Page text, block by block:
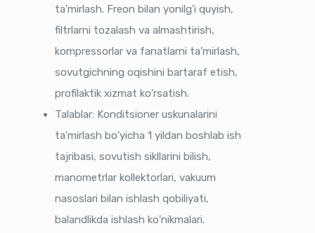
ta'mirlash. Freon bilan yonilg'i quyish,
filtrlarni tozalash va almashtirish,
kompressorlar va fanatlarni ta'mirlash,
sovutgichning oqishini bartaraf etish,
profilaktik xizmat ko'rsatish.
Talablar: Konditsioner uskunalarini
ta'mirlash bo'yicha 1 yildan boshlab ish
tajribasi, sovutish sikllarini bilish,
manometrlar kollektorlari, vakuum
nasoslari bilan ishlash qobiliyati,
balandlikda ishlash ko'nikmalari.